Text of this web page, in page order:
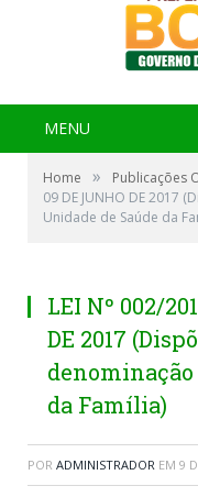
MENU
Home » Publicações
09 DE JUNHO DE 2017
Unidade de Saúde da
LEI Nº 002/
DE 2017
denominação
da Família)
POR ADMINISTRADOR EM 9